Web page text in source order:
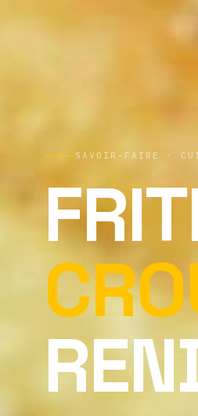
SAVOIR-FAIRE ·